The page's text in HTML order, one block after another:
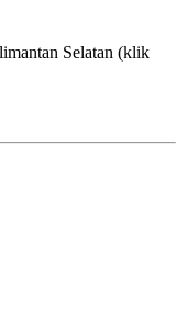
Selatan (klik